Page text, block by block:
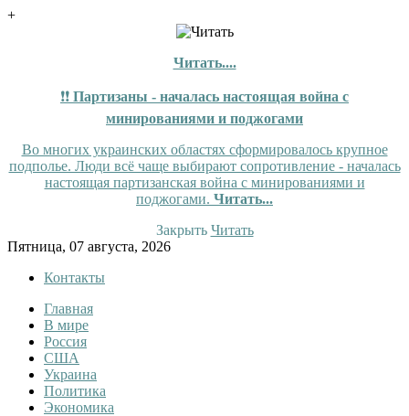
+
Читать....
❗❗ Партизаны - началась настоящая война с
минированиями и поджогами
Во многих украинских областях сформировалось крупное
подполье. Люди всё чаще выбирают сопротивление - началась
настоящая партизанская война с минированиями и
поджогами. Читать...
Закрыть Читать
Skip
content
Пятница, 07 августа, 2026
Контакты
Tewi
Tewi — Новости
Главная
В мире
Россия
США
Украина
Политика
Экономика